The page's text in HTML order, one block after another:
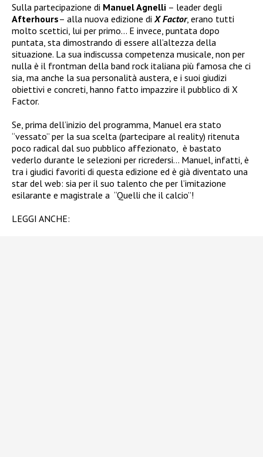
Sulla partecipazione di Manuel Agnelli – leader degli
Afterhours– alla nuova edizione di X Factor, erano tutti
molto scettici, lui per primo… E invece, puntata dopo
puntata, sta dimostrando di essere all’altezza della
situazione. La sua indiscussa competenza musicale, non per
nulla è il frontman della band rock italiana più famosa che ci
sia, ma anche la sua personalità austera, e i suoi giudizi
obiettivi e concreti, hanno fatto impazzire il pubblico di X
Factor.
Se, prima dell’inizio del programma, Manuel era stato
“vessato” per la sua scelta (partecipare al reality) ritenuta
poco radical dal suo pubblico affezionato, è bastato
vederlo durante le selezioni per ricredersi… Manuel, infatti, è
tra i giudici favoriti di questa edizione ed è già diventato una
star del web: sia per il suo talento che per l’imitazione
esilarante e magistrale a “Quelli che il calcio”!
LEGGI ANCHE: